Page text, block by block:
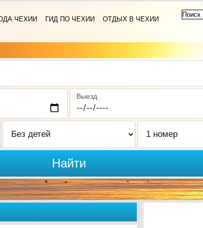
ЧЕХИИ ГИД ПО ЧЕХИИ
ОТДЫХ В ЧЕХИИ
Выезд
Найти